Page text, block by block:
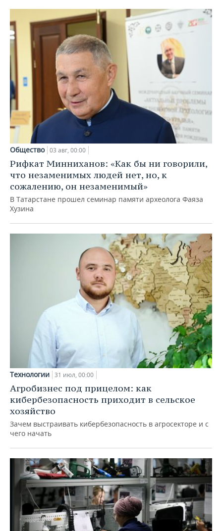
Общество 03 авг, 00:00
Рифкат Минниханов: «Как бы ни говорили,
что незаменимых людей нет, но, к
сожалению, он незаменимый»
В Татарстане прошел семинар памяти археолога Фаяза
Хузина
Технологии 31 июл, 00:00
Агробизнес под прицелом: как
кибербезопасность приходит в сельское
хозяйство
Зачем выстраивать кибербезопасность в агросекторе и с
чего начать